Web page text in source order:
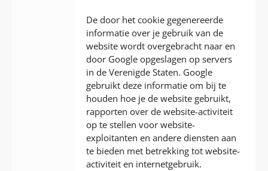
De door het cookie gegenereerde
informatie over je gebruik van de
website wordt overgebracht naar en
door Google opgeslagen op servers
in de Verenigde Staten. Google
gebruikt deze informatie om bij te
houden hoe je de website gebruikt,
rapporten over de website-activiteit
op te stellen voor website-
exploitanten en andere diensten aan
te bieden met betrekking tot website-
activiteit en internetgebruik.